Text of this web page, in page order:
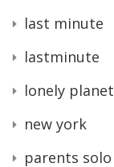
last minute
lastminute
lonely planet
new york
parents solo